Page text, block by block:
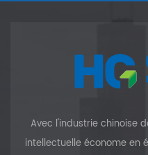
Avec l'industrie chinoise
intellectuelle économe en